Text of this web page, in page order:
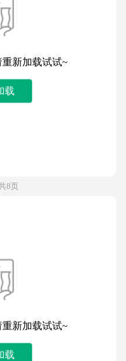
新加载试试~
载
8页
新加载试试~
载